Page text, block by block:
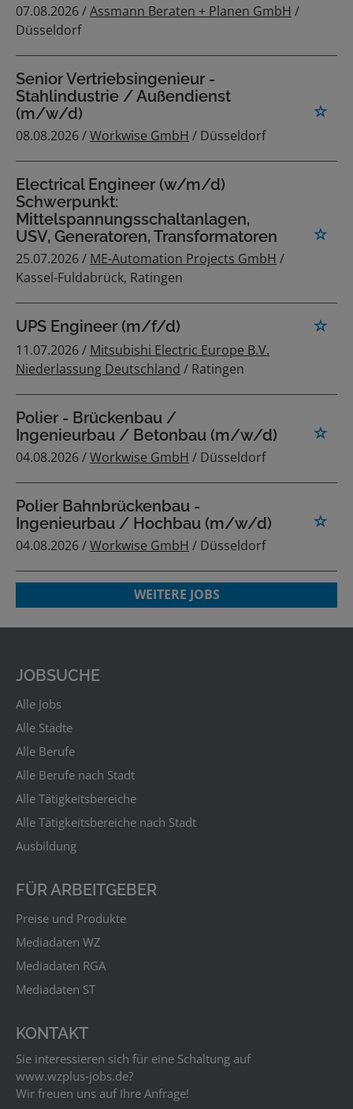
07.08.2026 /Assmann Beraten + Planen GmbH /
Düsseldorf
Senior Vertriebsingenieur -
Stahlindustrie / Außendienst
(m/w/d)
08.08.2026 /Workwise GmbH / Düsseldorf
Electrical Engineer (w/m/d)
Schwerpunkt:
Mittelspannungsschaltanlagen,
USV, Generatoren, Transformatoren
25.07.2026 / ME-Automation Projects GmbH /
Kassel-Fuldabrück, Ratingen
UPS Engineer (m/f/d)
11.07.2026 / Mitsubishi Electric Europe B.V.
Niederlassung Deutschland / Ratingen
Polier - Brückenbau /
Ingenieurbau / Betonbau (m/w/d)
04.08.2026 /Workwise GmbH / Düsseldorf
Polier Bahnbrückenbau -
Ingenieurbau / Hochbau (m/w/d)
04.08.2026 /Workwise GmbH / Düsseldorf
WEITERE JOBS
JOBSUCHE
Alle Jobs
Alle Städte
Alle Berufe
Alle Berufe nach Stadt
Alle Tätigkeitsbereiche
Alle Tätigkeitsbereiche nach Stadt
Ausbildung
FÜR ARBEITGEBER
Preise und Produkte
Mediadaten WZ
Mediadaten RGA
Mediadaten ST
KONTAKT
Sie interessieren sich für eine Schaltung auf
www.wzplus‑jobs.de?
Wir freuen uns auf Ihre Anfrage!